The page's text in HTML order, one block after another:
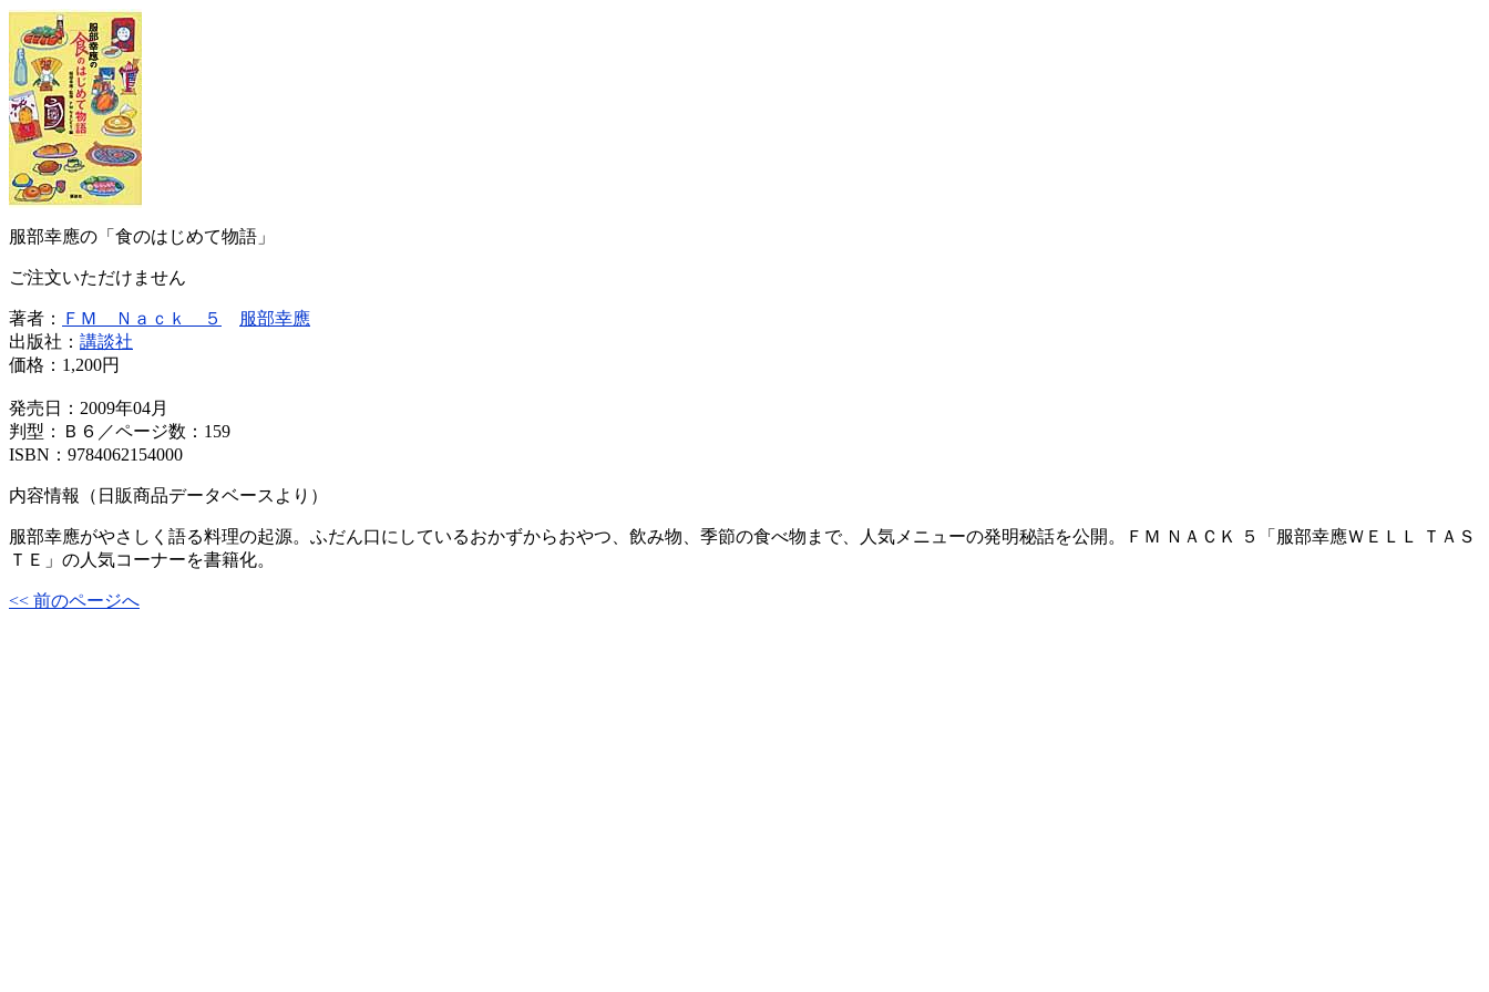
服部幸應の「食のはじめて物語」
ご注文いただけません
著者： ＦＭ Ｎａｃｋ ５
服部幸應
出版社： 講談社
価格： 1,200円
発売日：2009年04月
判型：Ｂ６／ページ数：159
ISBN：9784062154000
内容情報（日販商品データベースより）
服部幸應がやさしく語る料理の起源。ふだん口にしているおかずからおやつ、飲み物、季節の食べ物まで、人気メニューの発明秘話を公開。ＦＭ ＮＡＣＫ ５「服部幸應ＷＥＬＬ ＴＡＳ
ＴＥ」の人気コーナーを書籍化。
<< 前のページへ